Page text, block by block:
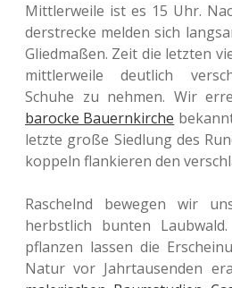
Mitt­ler­wei­le ist es 15 Uhr.
der­stre­cke melden sich
Glied­ma­ßen. Zeit die letz­ten
mitt­ler­wei­le deut­lich
Schuhe zu nehmen. Wir
baro­cke Bau­ern­kir­che
letzte große Sied­lung des
kop­peln flan­kie­ren den
Raschelnd bewe­gen wir
herbst­lich bunten
pflan­zen lassen die
Natur vor Jahr­tau­sen­den